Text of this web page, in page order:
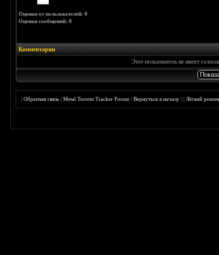
Оценки от пользователей: 0
Оценки сообщений: 0
Комментарии
Этот пользователь не имеет
|Обратная связь |Metal Torrent Tracker Forum |Вернуться к началу ||Лёгкий